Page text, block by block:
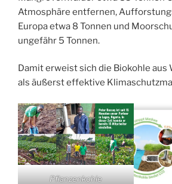
Atmosphäre entfernen,
Europa etwa 8 Tonnen und
ungefähr 5 Tonnen.
Damit erweist sich die Biokohle aus
als äußerst effektive
Pflanzenkohle